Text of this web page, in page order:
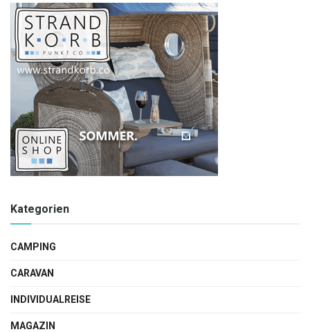
Kategorien
CAMPING
CARAVAN
INDIVIDUALREISE
MAGAZIN